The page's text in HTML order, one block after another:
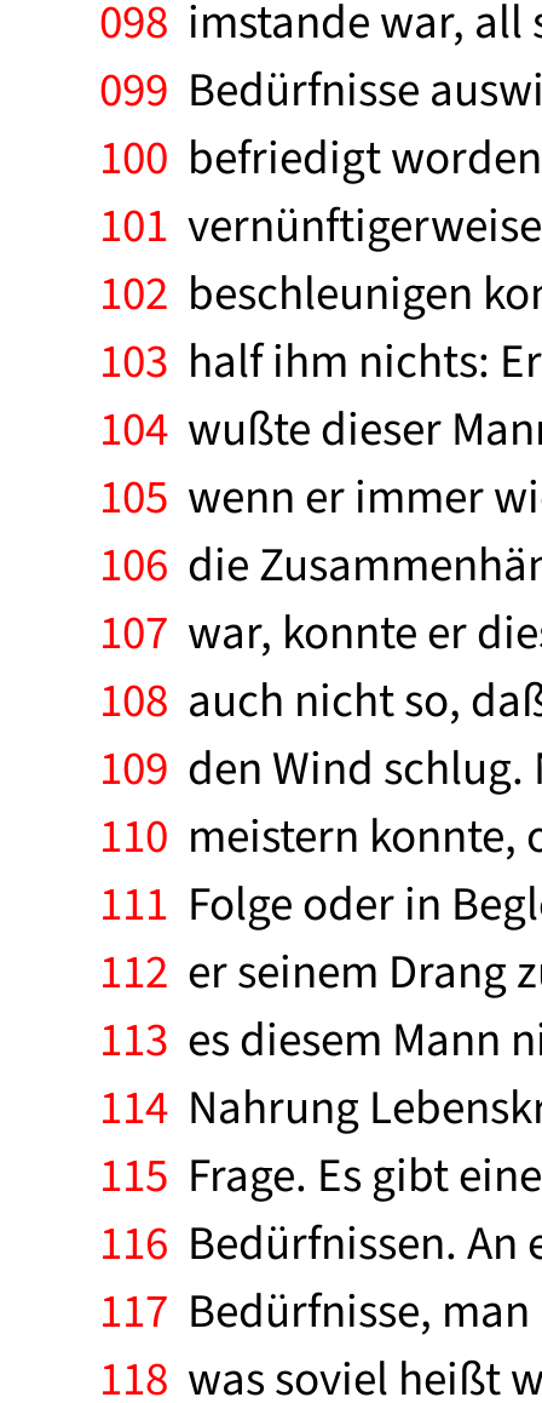
098 imstande war, all
099 Bedürfnisse
100 befriedigt
101
102 beschleunigen
103 half ihm nichts:
104 wußte dieser
105 wenn er immer
106 die
107 war, konnte er
108 auch nicht so,
109 den Wind
110 meistern konnte,
111 Folge oder in
112 er seinem Drang
113 es diesem Mann
114 Nahrung
115 Frage. Es gibt
116 Bedürfnissen.
117 Bedürfnisse,
118 was soviel heißt